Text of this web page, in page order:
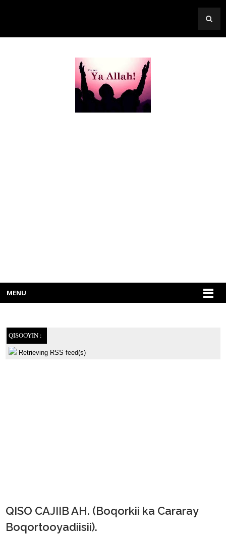
MENU
QISOOYIN :
Retrieving RSS feed(s)
QISO CAJIIB AH. (Boqorkii ka Cararay
Boqortooyadiisii).